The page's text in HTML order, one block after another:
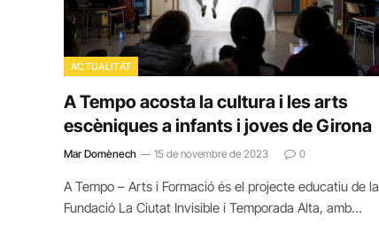
ACTUALITAT
A Tempo acosta la cultura i les arts
escèniques a infants i joves de Girona
Mar Domènech 15 de novembre de 2023 0
A Tempo – Arts i Formació és el projecte educatiu de la
Fundació La Ciutat Invisible i Temporada Alta, amb…